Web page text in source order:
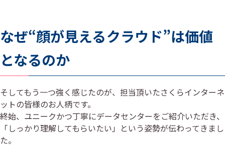
なぜ“顔が見えるクラウド”は価値
となるのか
そしてもう一つ強く感じたのが、担当頂いたさくらインターネ
ットの皆様のお人柄です。
終始、ユニークかつ丁寧にデータセンターをご紹介いただき、
「しっかり理解してもらいたい」という姿勢が伝わってきまし
た。